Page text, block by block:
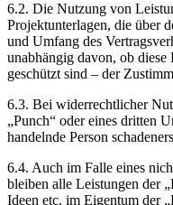
6.2. Die Nutzung von
Projektunterlagen, die über
und Umfang des
unabhängig davon, ob
geschützt sind – der
6.3. Bei widerrechtlicher
„Punch“ oder eines dritten
handelnde Person
6.4. Auch im Falle eines
bleiben alle Leistungen der
Ideen etc. im Eigentum der